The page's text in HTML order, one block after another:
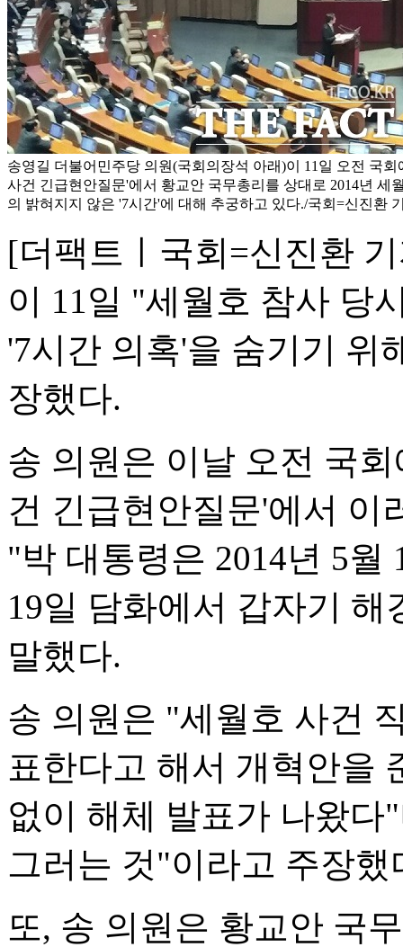
송영길 더불어민주당 의원(국회의장석 아래)이 11일 오전 국
사건 긴급현안질문'에서 황교안 국무총리를 상대로 2014년 세
의 밝혀지지 않은 '7시간'에 대해 추궁하고 있다./국회=신진환
[더팩트ㅣ국회=신진환
이 11일 "세월호 참사 당
'7시간 의혹'을 숨기기 위
장했다.
송 의원은 이날 오전 국
건 긴급현안질문'에서 이
"박 대통령은 2014년 5월
19일 담화에서 갑자기
말했다.
송 의원은 "세월호 사건
표한다고 해서 개혁안을
없이 해체 발표가 나왔
그러는 것"이라고 주장했
또, 송 의원은 황교안 국